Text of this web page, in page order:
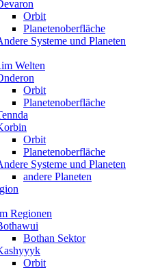
Orbit
Planetenoberfläche
Systeme und Planeten
Welten
Orbit
Planetenoberfläche
Orbit
Planetenoberfläche
Systeme und Planeten
andere Planeten
Regionen
Bothan Sektor
Orbit